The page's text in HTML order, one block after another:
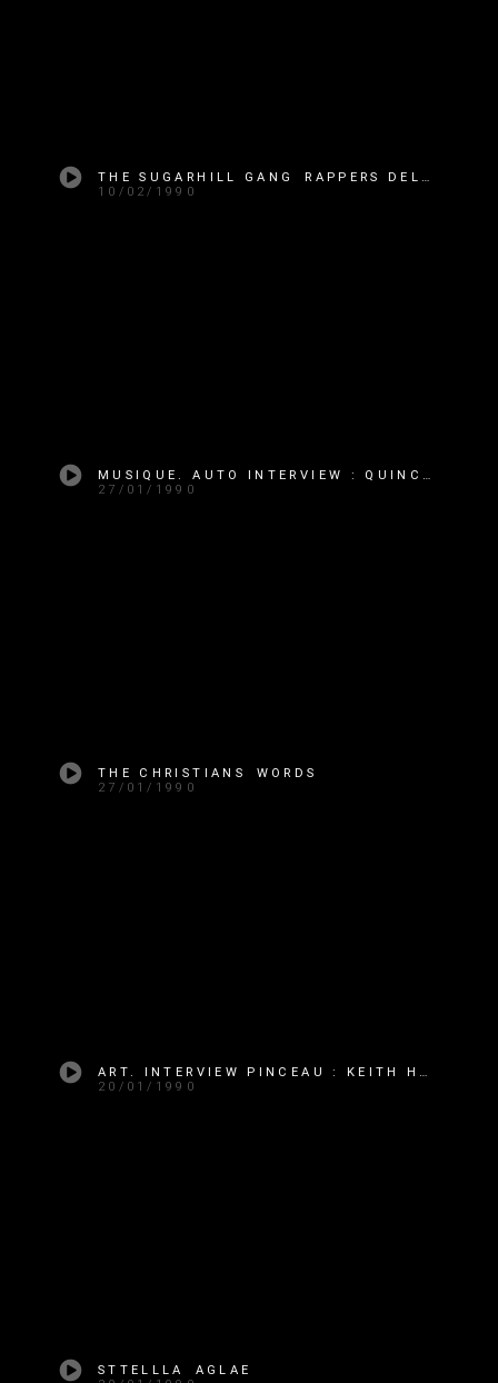
10/02/1990
MUSIQUE. AUTO INTERVIEW : QUINCY JONES
27/01/1990
THE CHRISTIANS WORDS
27/01/1990
ART. INTERVIEW PINCEAU : KEITH HARING
20/01/1990
STTELLLA AGLAE